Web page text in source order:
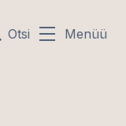
Otsi Menüü